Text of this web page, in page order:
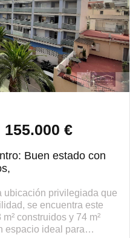
155.000 €
Buen estado con
ubicación privilegiada que
se encuentra este
construidos y 74 m²
espacio ideal para